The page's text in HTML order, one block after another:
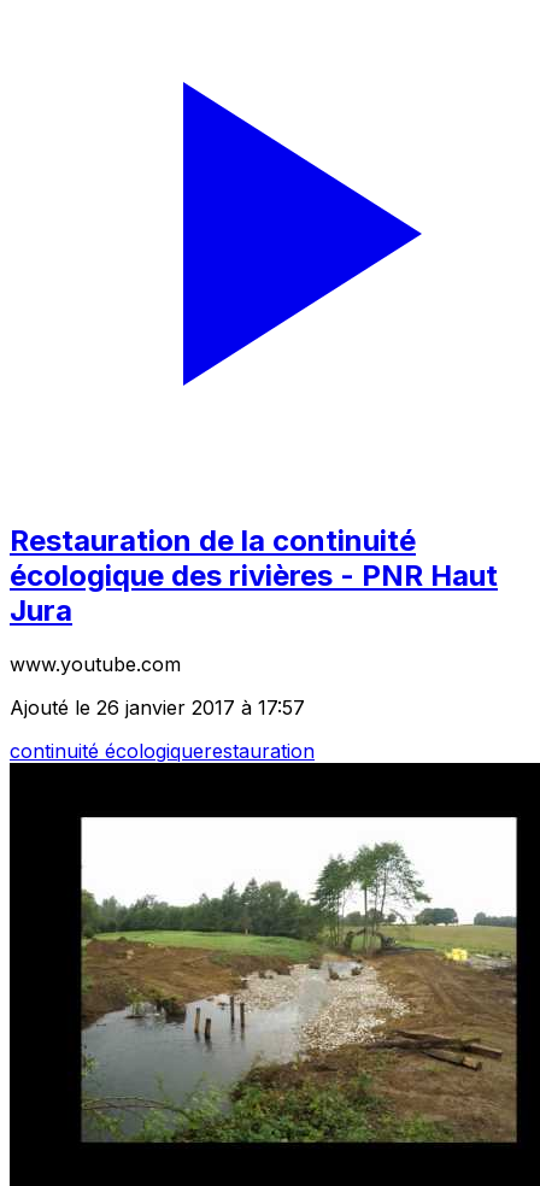
Restauration de la continuité
écologique des rivières - PNR Haut
Jura
www.youtube.com
Ajouté le 26 janvier 2017 à 17:57
continuité écologiquerestauration